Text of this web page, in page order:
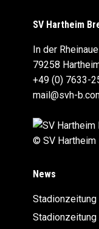
SV Hartheim
In der
79258
+49 (0) 7633-
mail@svh-
© SV Hartheim
News
Stadionzeitung